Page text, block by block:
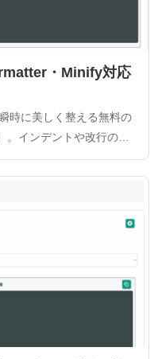
・Minify対応
時に美しく整える無料の
インデントや改行の自
、SQL Minify（圧縮）に
主要DBを網羅し、データ